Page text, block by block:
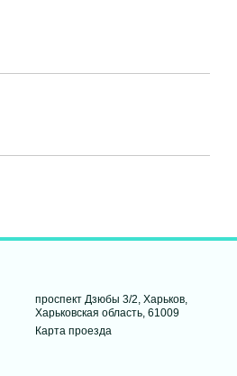
проспект Дзюбы 3/2, Харьков,
Харьковская область, 61009
Карта проезда